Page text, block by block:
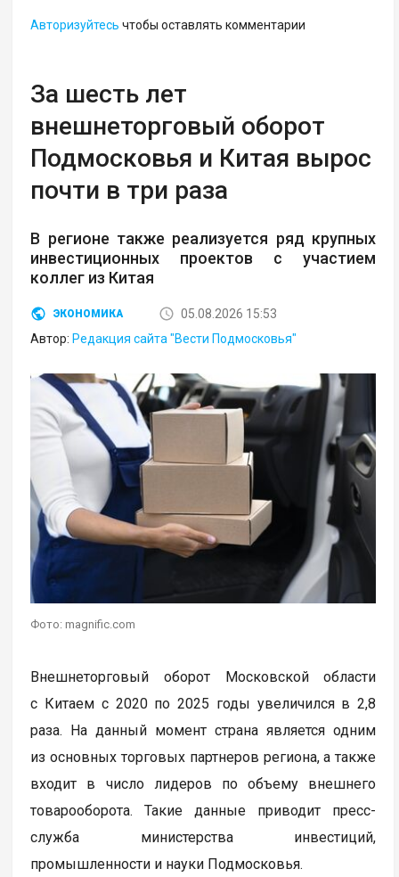
Авторизуйтесь чтобы оставлять комментарии
За шесть лет
внешнеторговый оборот
Подмосковья и Китая вырос
почти в три раза
В регионе также реализуется ряд крупных
инвестиционных проектов с участием
коллег из Китая
ЭКОНОМИКА
05.08.2026 15:53
Автор: Редакция сайта "Вести Подмосковья"
Фото: magnific.com
Внешнеторговый оборот Московской области
с Китаем с 2020 по 2025 годы увеличился в 2,8
раза. На данный момент страна является одним
из основных торговых партнеров региона, а также
входит в число лидеров по объему внешнего
товарооборота. Такие данные приводит пресс-
служба министерства инвестиций,
промышленности и науки Подмосковья.